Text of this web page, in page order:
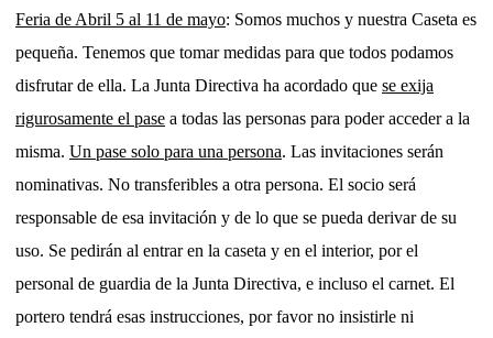
Feria de Abril 5 al 11 de mayo: Somos muchos y nuestra Caseta es
pequeña. Tenemos que tomar medidas para que todos podamos
disfrutar de ella. La Junta Directiva ha acordado que se exija
rigurosamente el pase a todas las personas para poder acceder a la
misma. Un pase solo para una persona. Las invitaciones serán
nominativas. No transferibles a otra persona. El socio será
responsable de esa invitación y de lo que se pueda derivar de su
uso. Se pedirán al entrar en la caseta y en el interior, por el
personal de guardia de la Junta Directiva, e incluso el carnet. El
portero tendrá esas instrucciones, por favor no insistirle ni